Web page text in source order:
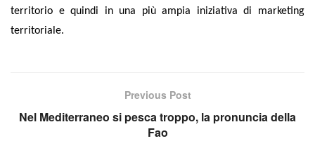
territorio e quindi in una più ampia iniziativa di marketing
territoriale.
Previous Post
Nel Mediterraneo si pesca troppo, la pronuncia della
Fao